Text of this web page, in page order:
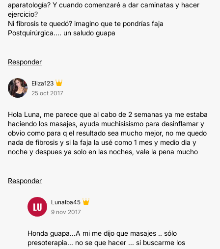
aparatología? Y cuando comenzaré a dar caminatas y hacer
ejercicio?
Ni fibrosis te quedó? imagino que te pondrías faja
Postquirúrgica.... un saludo guapa
Responder
Eliza123
25 oct 2017
Hola Luna, me parece que al cabo de 2 semanas ya me estaba
haciendo los masajes, ayuda muchisisismo para desinflamar y
obvio como para q el resultado sea mucho mejor, no me quedo
nada de fibrosis y si la faja la usé como 1 mes y medio dia y
noche y despues ya solo en las noches, vale la pena mucho
Responder
LU
Lunalba45
9 nov 2017
Honda guapa...A mi me dijo que masajes .. sólo
presoterapia... no se que hacer ... si buscarme los